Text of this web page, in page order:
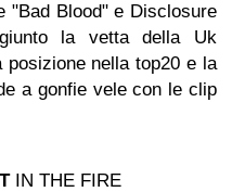
"Bad Blood" e Disclosure
la vetta della Uk
posizione nella top20 e la
a gonfie vele con le clip
IN THE FIRE